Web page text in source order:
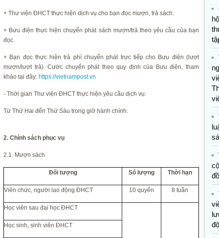
+ Thư viện ĐHCT thực hiện dịch vụ cho bạn đọc mượn, trả sách.
+ Bưu điện thực hiện chuyển phát sách mượn/trả theo yêu cầu của bạn
đọc.
+ Bạn đọc thực hiện trả phí chuyển phát trực tiếp cho Bưu điện (lượt
mượn/lượt trả). Cước chuyển phát theo quy định của Bưu điện, tham
khảo tại đây: https://vietnampost.vn
- Thời gian Thư viện ĐHCT thực hiện yêu cầu dịch vụ:
Từ Thứ Hai đến Thứ Sáu trong giờ hành chính.
2. Chính sách phục vụ
2.1. Mượn sách
Đối tượng Số lượng Thời hạn
Viên chức, người lao động ĐHCT 10 quyển 8 tuần
Học viên sau đại học ĐHCT
Học sinh, sinh viên ĐHCT